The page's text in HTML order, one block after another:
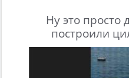
Ну это просто
построили